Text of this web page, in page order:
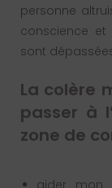
personne
conscience
sont
La colère
passer à
zone de